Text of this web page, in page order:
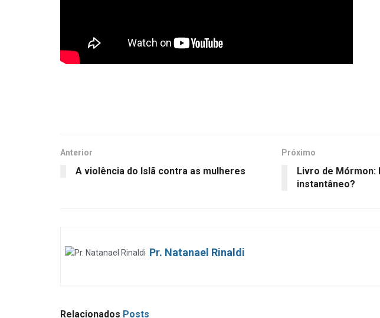
Anterior
A violência do Islã contra as mulheres
Próximo
Livro de Mórmon:
instantâneo?
Pr. Natanael Rinaldi
Relacionados Posts